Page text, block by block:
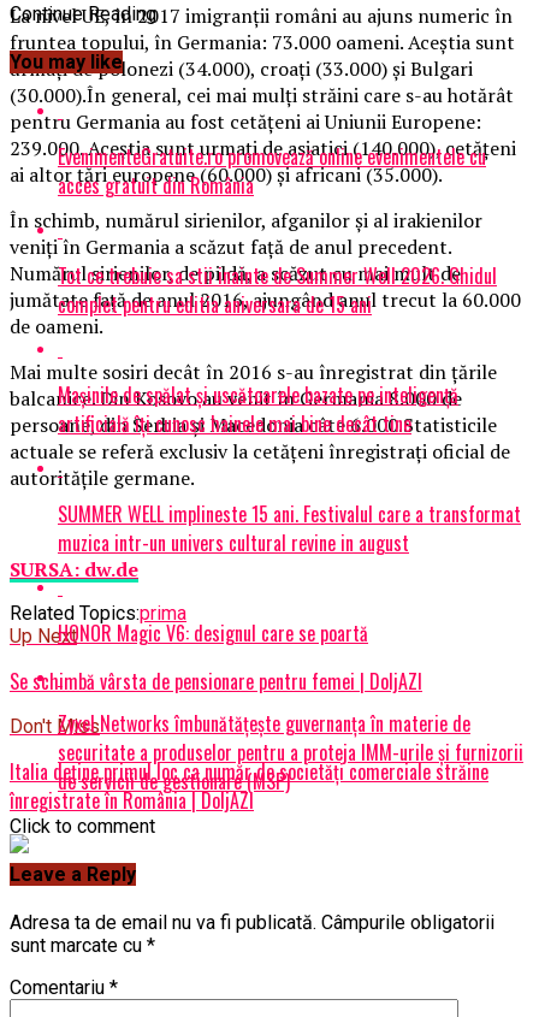
La nivel UE, în 2017 imigranţii români au ajuns numeric în
fruntea topului, în Germania: 73.000 oameni. Aceştia sunt
urmaţi de polonezi (34.000), croaţi (33.000) şi Bulgari
(30.000).În general, cei mai mulţi străini care s-au hotărât
pentru Germania au fost cetăţeni ai Uniunii Europene:
239.000. Aceştia sunt urmaţi de asiatici (140.000), cetăţeni
ai altor ţări europene (60.000) şi africani (35.000).
În schimb, numărul sirienilor, afganilor şi al irakienilor
veniţi în Germania a scăzut faţă de anul precedent.
Numărul sirienilor, de pildă, a scăzut cu mai mult de
jumătate faţă de anul 2016, ajungând anul trecut la 60.000
de oameni.
Mai multe sosiri decât în 2016 s-au înregistrat din ţările
balcanice. Din Kosovo au venit în Germania 8.000 de
persoane, din Serbia şi Macedonia câte 6.000.Statisticile
actuale se referă exclusiv la cetăţeni înregistraţi oficial de
autorităţile germane.
SURSA: dw.de
Related Topics:prima
Up Next
Se schimbă vârsta de pensionare pentru femei | DoljAZI
Don't Miss
Italia deține primul loc ca număr de societăți comerciale străine
înregistrate în România | DoljAZI
Continue Reading
You may like
EvenimenteGratuite.ro promovează online evenimentele cu
acces gratuit din România
Tot ce trebuie sa stii inainte de Summer Well 2026. Ghidul
complet pentru editia aniversara de 15 ani
Mașinile de spălat și uscătoarele bazate pe inteligență
artificială îți cunosc hainele mai bine decât tine
SUMMER WELL implineste 15 ani. Festivalul care a transformat
muzica intr-un univers cultural revine in august
HONOR Magic V6: designul care se poartă
Zyxel Networks îmbunătățește guvernanța în materie de
securitate a produselor pentru a proteja IMM-urile și furnizorii
de servicii de gestionare (MSP)
Click to comment
Leave a Reply
Adresa ta de email nu va fi publicată. Câmpurile obligatorii
sunt marcate cu *
Comentariu *